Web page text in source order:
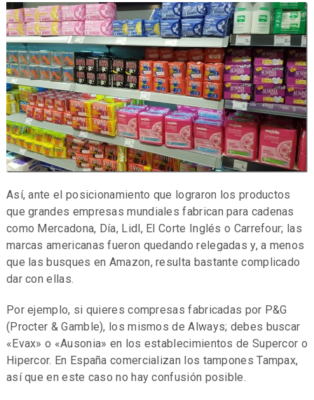
Así, ante el posicionamiento que lograron los productos
que grandes empresas mundiales fabrican para cadenas
como Mercadona, Día, Lidl, El Corte Inglés o Carrefour; las
marcas americanas fueron quedando relegadas y, a menos
que las busques en Amazon, resulta bastante complicado
dar con ellas.
Por ejemplo, si quieres compresas fabricadas por P&G
(Procter & Gamble), los mismos de Always; debes buscar
«Evax» o «Ausonia» en los establecimientos de Supercor o
Hipercor. En España comercializan los tampones Tampax,
así que en este caso no hay confusión posible.